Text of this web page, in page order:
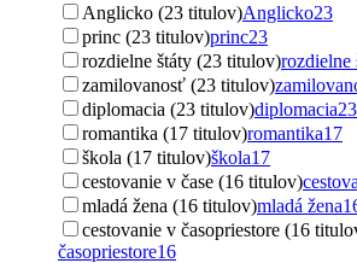
Anglicko (23 titulov)Anglicko23
princ (23 titulov)princ23
rozdielne štáty (23 titulov)rozdielne
zamilovanosť (23 titulov)
diplomacia (23 titulov)diplomacia23
romantika (17 titulov)romantika17
škola (17 titulov)škola17
cestovanie v čase (16 titulov)
mladá žena (16 titulov)mladá žena
cestovanie v časopriestore (16
časopriestore16